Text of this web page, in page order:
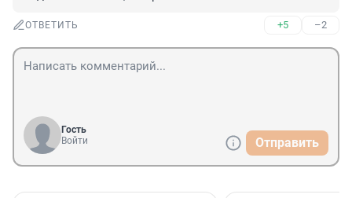
ОТВЕТИТЬ +5 –2
Гость
Войти
Отправить